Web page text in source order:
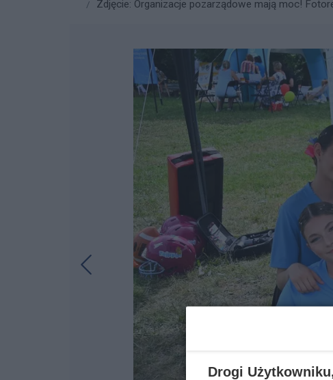
Zdjęcie: Organizacje pozarządowe mają moc!
Drogi